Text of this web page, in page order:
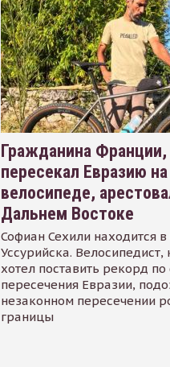
Гражданина
пересекал Евразию на
велосипеде,
Дальнем Востоке
Софиан Сехили находится
Уссурийска. Велосипедист,
хотел поставить рекорд по
пересечения Евразии,
незаконном пересечении
границы